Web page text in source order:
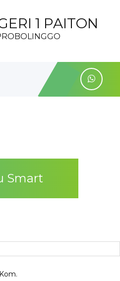
1 PAITON
Smart